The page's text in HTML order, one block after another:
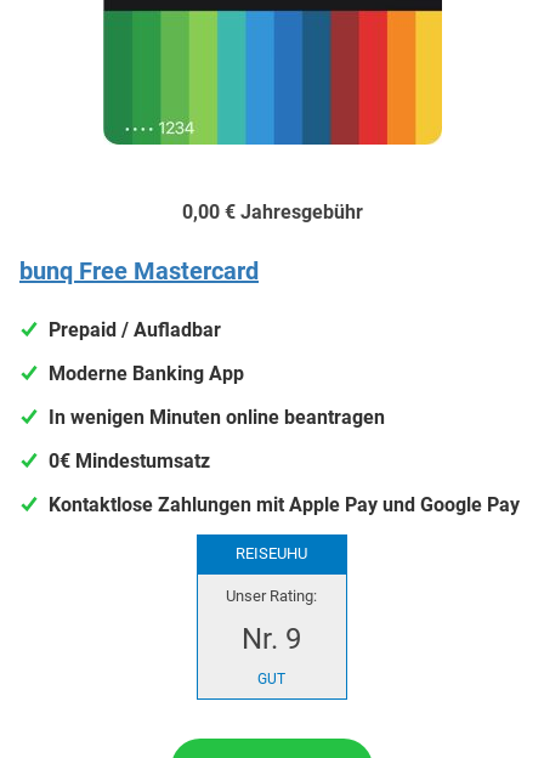
0,00 € Jahresgebühr
bunq Free Mastercard
Prepaid / Aufladbar
Moderne Banking App
In wenigen Minuten online beantragen
0€ Mindestumsatz
Kontaktlose Zahlungen mit Apple Pay und Google Pay
REISEUHU
Unser Rating:
Nr. 9
GUT